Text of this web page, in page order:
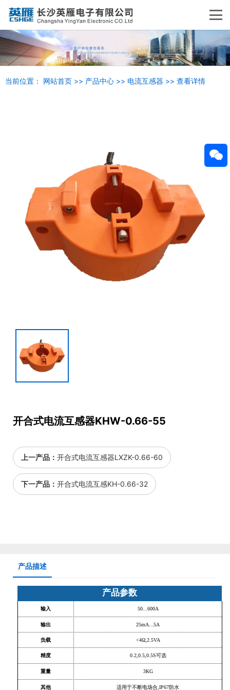
当前位置： 网站首页 >> 产品中心 >> 电流互感器 >> 查看详情
开合式电流互感器KHW-0.66-55
上一产品： 开合式电流互感器LXZK-0.66-60
下一产品： 开合式电流互感KH-0.66-32
产品描述
产品参数
输入 50...600A
输出 25mA...5A
负载 <4Ω,2.5VA
精度 0.2,0.5,0.5S可选
重量 3KG
其他 适用于不断电场合 ,IP67防水